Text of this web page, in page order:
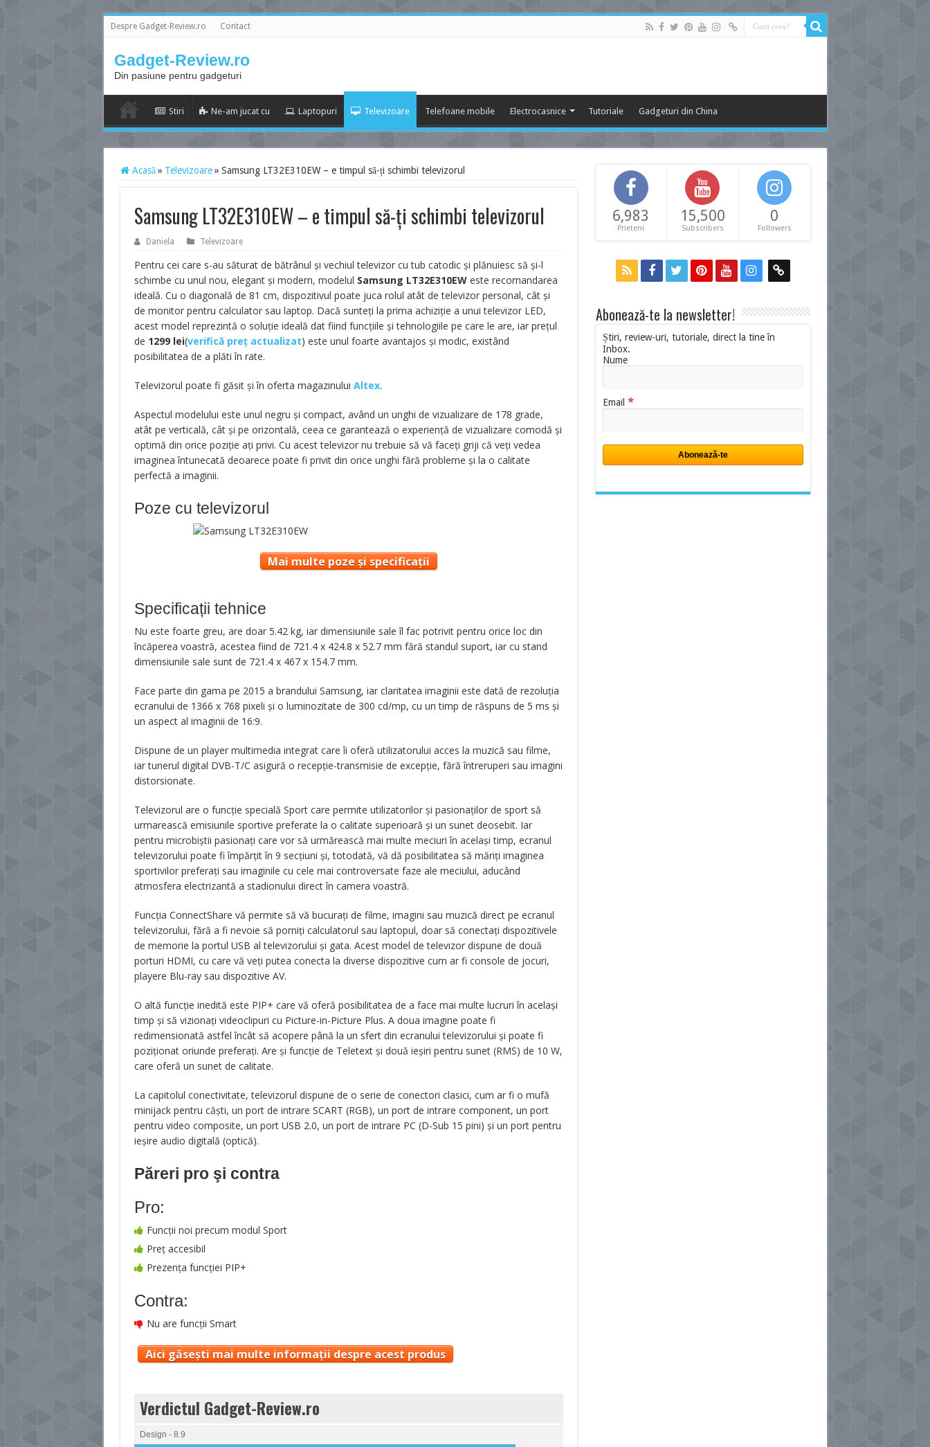
Despre Gadget-Review.ro Contact
Gadget-Review.ro
Din pasiune pentru gadgeturi
Stiri Ne-am jucat cu Laptopuri Televizoare Telefoane mobile Electrocasnice Tutoriale Gadgeturi din China
Acasă » Televizoare » Samsung LT32E310EW – e timpul să-ți schimbi televizorul
Samsung LT32E310EW – e timpul să-ți schimbi televizorul
Daniela Televizoare
Pentru cei care s-au săturat de bătrânul și vechiul televizor cu tub catodic și plănuiesc să și-l
schimbe cu unul nou, elegant și modern, modelul Samsung LT32E310EWeste recomandarea
ideală. Cu o diagonală de 81 cm, dispozitivul poate juca rolul atât de televizor personal, cât și
de monitor pentru calculator sau laptop. Dacă sunteți la prima achiziție a unui televizor LED,
acest model reprezintă o soluție ideală dat fiind funcțiile și tehnologiile pe care le are, iar prețul
de 1299 lei(verifică preț actualizat) este unul foarte avantajos și modic, existând
posibilitatea de a plăti în rate.
Televizorul poate fi găsit și în oferta magazinului Altex.
Aspectul modelului este unul negru și compact, având un unghi de vizualizare de 178 grade,
atât pe verticală, cât și pe orizontală, ceea ce garantează o experiență de vizualizare comodă și
optimă din orice poziție ați privi. Cu acest televizor nu trebuie să vă faceți griji că veți vedea
imaginea întunecată deoarece poate fi privit din orice unghi fără probleme și la o calitate
perfectă a imaginii.
Poze cu televizorul
Mai multe poze și specificații
Specificații tehnice
Nu este foarte greu, are doar 5.42 kg, iar dimensiunile sale îl fac potrivit pentru orice loc din
încăperea voastră, acestea fiind de 721.4 x 424.8 x 52.7 mm fără standul suport, iar cu stand
dimensiunile sale sunt de 721.4 x 467 x 154.7 mm.
Face parte din gama pe 2015 a brandului Samsung, iar claritatea imaginii este dată de rezoluția
ecranului de 1366 x 768 pixeli și o luminozitate de 300 cd/mp, cu un timp de răspuns de 5 ms și
un aspect al imaginii de 16:9.
Dispune de un player multimedia integrat care îi oferă utilizatorului acces la muzică sau filme,
iar tunerul digital DVB-T/C asigură o recepție-transmisie de excepție, fără întreruperi sau imagini
distorsionate.
Televizorul are o funcţie specială Sport care permite utilizatorilor și pasionaților de sport să
urmarească emisiunile sportive preferate la o calitate superioară și un sunet deosebit. Iar
pentru microbiștii pasionați care vor să urmărească mai multe meciuri în același timp, ecranul
televizorului poate fi împărțit în 9 secțiuni și, totodată, vă dă posibilitatea să măriți imaginea
sportivilor preferați sau imaginile cu cele mai controversate faze ale meciului, aducând
atmosfera electrizantă a stadionului direct în camera voastră.
Funcția ConnectShare vă permite să vă bucurați de filme, imagini sau muzică direct pe ecranul
televizorului, fără a fi nevoie să porniți calculatorul sau laptopul, doar să conectați dispozitivele
de memorie la portul USB al televizorului și gata. Acest model de televizor dispune de două
porturi HDMI, cu care vă veți putea conecta la diverse dispozitive cum ar fi console de jocuri,
playere Blu-ray sau dispozitive AV.
O altă funcție inedită este PIP+ care vă oferă posibilitatea de a face mai multe lucruri în același
timp și să vizionați videoclipuri cu Picture-in-Picture Plus. A doua imagine poate fi
redimensionată astfel încât să acopere până la un sfert din ecranului televizorului și poate fi
poziționat oriunde preferaţi. Are și funcție de Teletext și două ieșiri pentru sunet (RMS) de 10 W,
care oferă un sunet de calitate.
La capitolul conectivitate, televizorul dispune de o serie de conectori clasici, cum ar fi o mufă
minijack pentru căști, un port de intrare SCART (RGB), un port de intrare component, un port
pentru video composite, un port USB 2.0, un port de intrare PC (D-Sub 15 pini) și un port pentru
ieșire audio digitală (optică).
Păreri pro şi contra
Pro:
Funcţii noi precum modul Sport
Preţ accesibil
Prezenţa funcţiei PIP+
Contra:
Nu are funcții Smart
Aici găsești mai multe informații despre acest produs
Verdictul Gadget-Review.ro
Design - 8.9
6,983
Prieteni
15,500
Subscribers
0
Followers
Abonează-te la newsletter!
Știri, review-uri, tutoriale, direct la tine în
Inbox.
Nume
Email *